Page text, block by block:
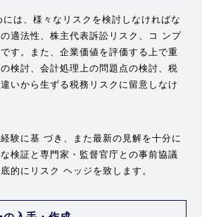
は、様々なリスクを検討しなければな
適法性、株主代表訴訟リスク、コ ンプ
す。また、企業価値を評価する上で重
検討、会計処理上の問題点の検討、税
いから生ずる税務リスクに留意しなけ
験に基 づき、また最新の見解を十分に
検証と専門家・監督官庁との事前協議
的にリスク ヘッジを致します。